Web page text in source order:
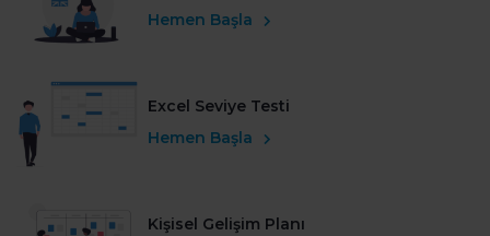
Hemen Başla
Excel Seviye Testi
Hemen Başla
Kişisel Gelişim Planı